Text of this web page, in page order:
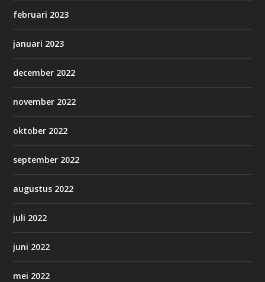
februari 2023
januari 2023
december 2022
november 2022
oktober 2022
september 2022
augustus 2022
juli 2022
juni 2022
mei 2022